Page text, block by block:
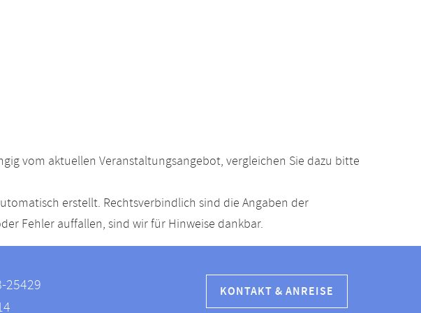
vom aktuellen Veranstaltungsangebot, vergleichen Sie dazu bitte
erstellt. Rechtsverbindlich sind die Angaben der
Fehler auffallen, sind wir für Hinweise dankbar.
25429
KONTAKT & ANREISE